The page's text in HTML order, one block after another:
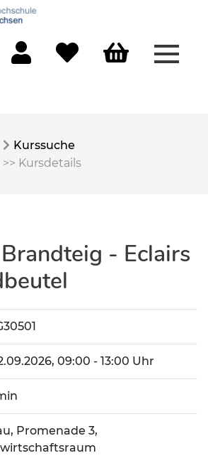
Kurssuche
>> Kursdetails
- Eclairs
09:00 - 13:00 Uhr
Promenade 3,